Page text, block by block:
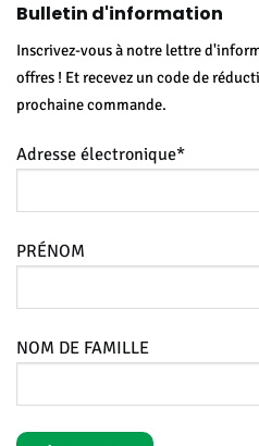
Bulletin d'information
Inscrivez-vous à notre lettre
offres ! Et recevez un code de
prochaine commande.
Adresse électronique*
PRÉNOM
NOM DE FAMILLE